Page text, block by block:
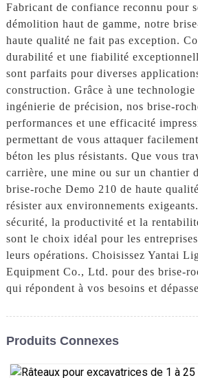
Fabricant de confiance reconnu pour
démolition haut de gamme, notre
haute qualité ne fait pas exception.
durabilité et une fiabilité
sont parfaits pour diverses
construction. Grâce à une
ingénierie de précision, nos brise-
performances et une efficacité
permettant de vous attaquer
béton les plus résistants. Que vous
carrière, une mine ou sur un chantier
brise-roche Demo 210 de haute
résister aux environnements
sécurité, la productivité et la
sont le choix idéal pour les
leurs opérations. Choisissez Yantai
Equipment Co., Ltd. pour des brise-
qui répondent à vos besoins et
Produits Connexes